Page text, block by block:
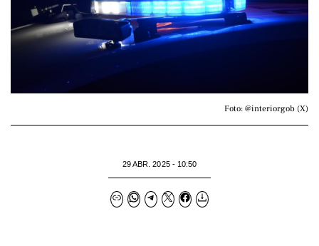
Foto: @interiorgob (X)
29 ABR. 2025 - 10:50